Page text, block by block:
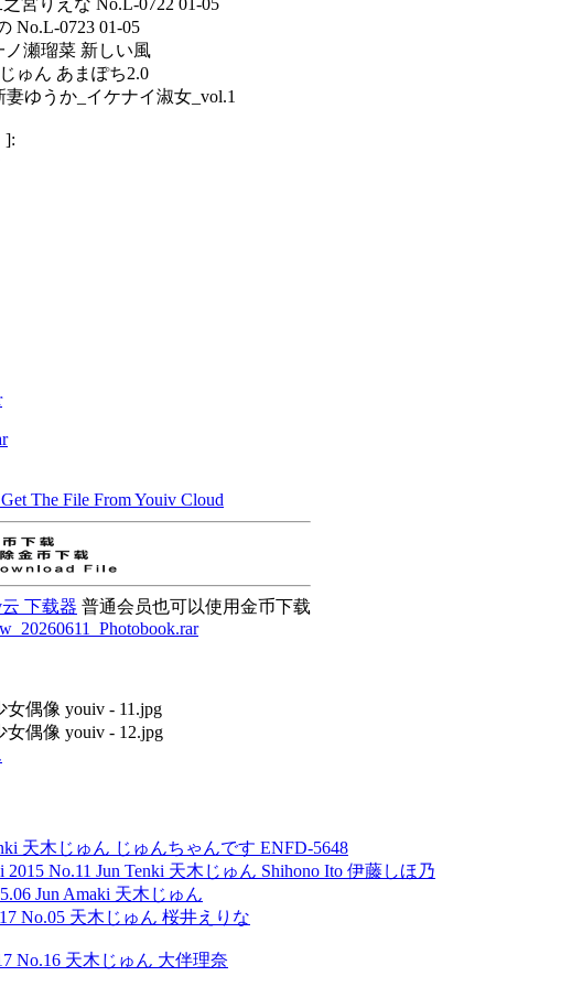
No.L-0723 01-05
ノ瀬瑠菜 新しい風
ゅん あまぽち2.0
妻ゆうか_イケナイ淑女_vol.1
]:
The File From Youiv Cloud
下载器 普通会员也可以使用金币下载
天木じゅん じゅんちゃんです ENFD-5648
2015 No.11 Jun Tenki 天木じゅん Shihono Ito 伊藤しほ乃
Jun Amaki 天木じゅん
No.05 天木じゅん 桜井えりな
No.16 天木じゅん 大伴理奈